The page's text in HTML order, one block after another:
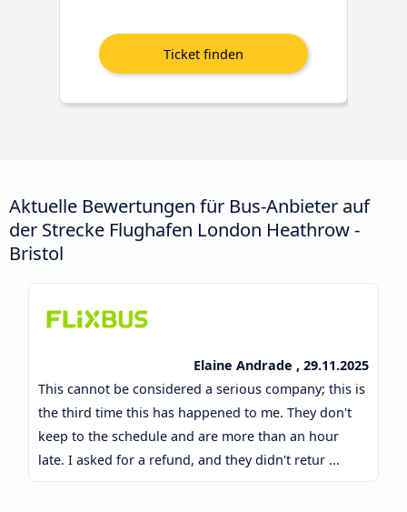
Aktuelle Bewertungen für Bus-Anbieter auf
der Strecke Flughafen London Heathrow -
Bristol
Elaine Andrade , 29.11.2025
This cannot be considered a serious company; this is
the third time this has happened to me. They don't
keep to the schedule and are more than an hour
late. I asked for a refund, and they didn't retur ...